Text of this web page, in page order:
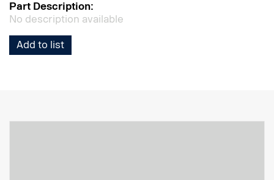
Part Description:
No description available
Add to list